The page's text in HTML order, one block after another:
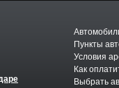
Пункты
Условия
Как
Выбрать